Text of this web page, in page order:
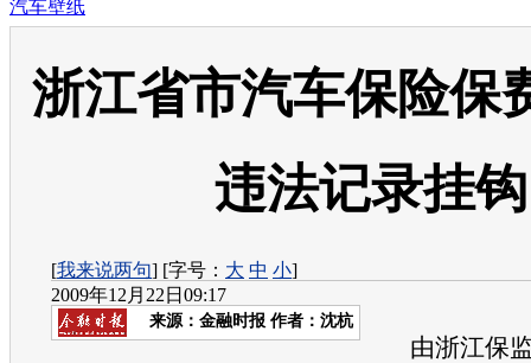
汽车壁纸
浙江省市汽车保险保
违法记录挂钩
[我来说两句] [字号： 大 中 小]
2009年12月22日09:17
来源： 金融时报 作者：沈杭
由浙江保监